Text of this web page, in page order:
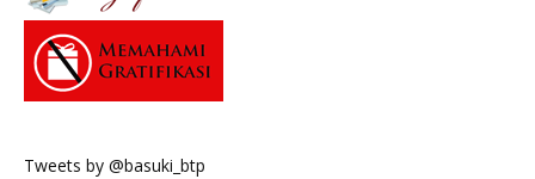
Tweets by @basuki_btp